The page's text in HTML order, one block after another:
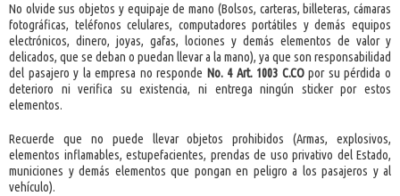
No olvide sus objetos y equipaje de mano (Bolsos, carteras, billeteras, cámaras
fotográficas, teléfonos celulares, computadores portátiles y demás equipos
electrónicos, dinero, joyas, gafas, lociones y demás elementos de valor y
delicados, que se deban o puedan llevar a la mano), ya que son responsabilidad
del pasajero y la empresa no responde No. 4 Art. 1003 C.COpor su pérdida o
deterioro ni verifica su existencia, ni entrega ningún sticker por estos
elementos.
Recuerde que no puede llevar objetos prohibidos (Armas, explosivos,
elementos inflamables, estupefacientes, prendas de uso privativo del Estado,
municiones y demás elementos que pongan en peligro a los pasajeros y al
vehículo).